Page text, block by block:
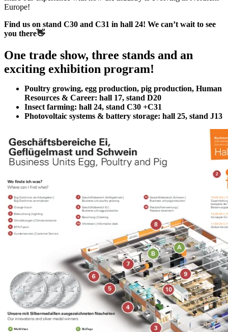
Europe!
Find us on stand C30 and C31 in hall 24! We can’t wait to see
you there👋
One trade show, three stands and an
exciting exhibition program!
Poultry growing, egg production, pig production, Human
Resources & Career: hall 17, stand D20
Insect farming: hall 24, stand C30 +C31
Photovoltaic systems & battery storage: hall 25, stand J13